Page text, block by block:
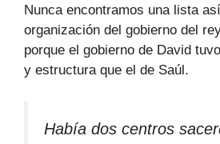
Nunca encontramos una lista
organización del gobierno del
porque el gobierno de David
y estructura que el de Saúl.
Había dos centros